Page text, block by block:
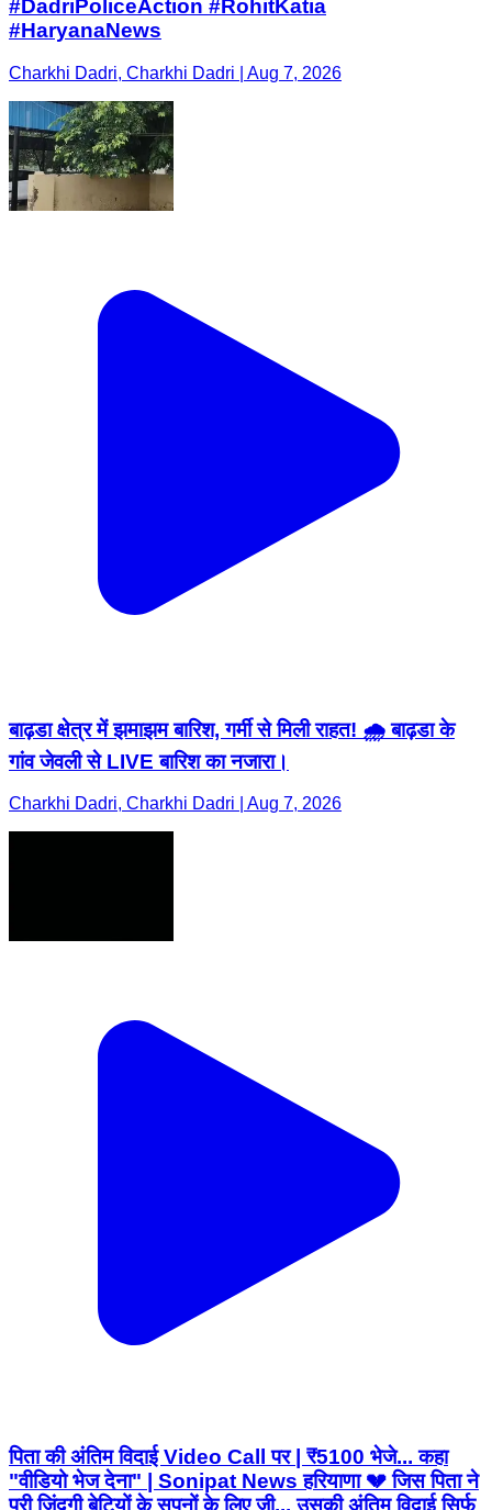
#DadriPoliceAction #RohitKatia
#HaryanaNews
Charkhi Dadri, Charkhi Dadri | Aug 7, 2026
बाढ़डा क्षेत्र में झमाझम बारिश, गर्मी से मिली राहत! 🌧️ बाढ़डा के
गांव जेवली से LIVE बारिश का नजारा।
Charkhi Dadri, Charkhi Dadri | Aug 7, 2026
पिता की अंतिम विदाई Video Call पर | ₹5100 भेजे... कहा
"वीडियो भेज देना" | Sonipat News हरियाणा 💔 जिस पिता ने
पूरी जिंदगी बेटियों के सपनों के लिए जी... उसकी अंतिम विदाई सिर्फ